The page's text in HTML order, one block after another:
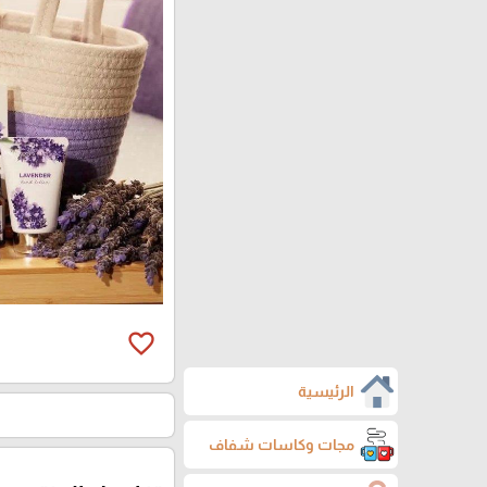
الرئيسية
مجات وكاسات شفاف
favorite_border